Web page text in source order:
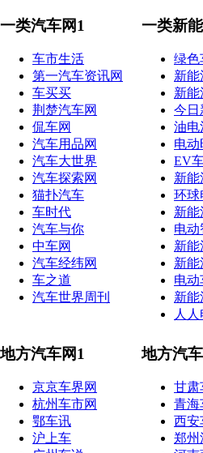
一类汽车网1
车市生活
第一汽车资讯网
车买买
荆楚汽车网
侃车网
汽车用品网
汽车大世界
汽车探索网
猫扑汽车
车时代
汽车与你
中车网
汽车经纬网
车之道
汽车世界周刊
一类新
绿色
新能
新能
今日
油电
电动
EV
新能
环球
新能
电动
新能
新能
电动
新能
人人
地方汽车网1
京京车界网
杭州车市网
鄂车讯
沪上车
地方汽
甘肃
青海
西安
郑州